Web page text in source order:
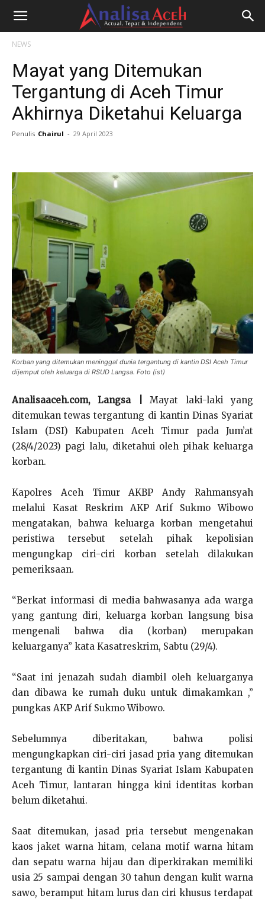
NEWS
Mayat yang Ditemukan
Tergantung di Aceh Timur
Akhirnya Diketahui Keluarga
Penulis Chairul - 29 April 2023
Korban yang ditemukan meninggal dunia tergantung di kantin DSI Aceh Timur
dijemput oleh keluarga di RSUD Langsa. Foto (ist)
Analisaaceh.com, Langsa |
Mayat laki-laki yang
ditemukan tewas tergantung di kantin Dinas Syariat
Islam (DSI) Kabupaten Aceh Timur pada Jum’at
(28/4/2023) pagi lalu, diketahui oleh pihak keluarga
korban.
Kapolres Aceh Timur AKBP Andy Rahmansyah
melalui Kasat Reskrim AKP Arif Sukmo Wibowo
mengatakan, bahwa keluarga korban mengetahui
peristiwa tersebut setelah pihak kepolisian
mengungkap ciri-ciri korban setelah dilakukan
pemeriksaan.
“Berkat informasi di media bahwasanya ada warga
yang gantung diri, keluarga korban langsung bisa
mengenali bahwa dia (korban) merupakan
keluarganya” kata Kasatreskrim, Sabtu (29/4).
“Saat ini jenazah sudah diambil oleh keluarganya
dan dibawa ke rumah duku untuk dimakamkan ,”
pungkas AKP Arif Sukmo Wibowo.
Sebelumnya diberitakan, bahwa polisi
mengungkapkan ciri-ciri jasad pria yang ditemukan
tergantung di kantin Dinas Syariat Islam Kabupaten
Aceh Timur, lantaran hingga kini identitas korban
belum diketahui.
Saat ditemukan, jasad pria tersebut mengenakan
kaos jaket warna hitam, celana motif warna hitam
dan sepatu warna hijau dan diperkirakan memiliki
usia 25 sampai dengan 30 tahun dengan kulit warna
sawo, beramput hitam lurus dan ciri khusus terdapat